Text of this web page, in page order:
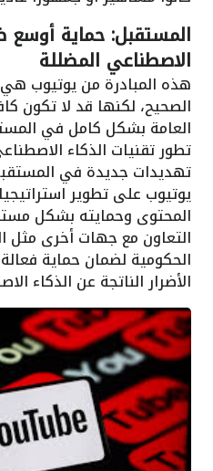
المستقبل: حماية أوسع
الاصطناعي المضللة
هذه المبادرة من يوتيوب
الصحيح، لكنها قد لا تكون
العامة بشكل كامل في
تطور تقنيات الذكاء
تهديدات جديدة في
يوتيوب على تطوير
المحتوى وحمايته بشكل
التعاون مع جهات أخرى مثل
الحكومية لضمان حماية
الأضرار الناتجة عن الذكاء